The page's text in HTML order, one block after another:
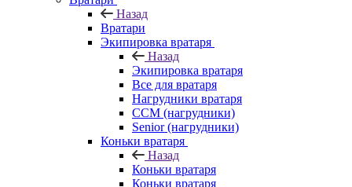
Назад
Вратари
Экипировка вратаря
Назад
Экипировка вратаря
Все для вратаря
Нагрудники вратаря
CCM (нагрудники)
Senior (нагрудники)
Коньки вратаря
Назад
Коньки вратаря
Коньки вратаря